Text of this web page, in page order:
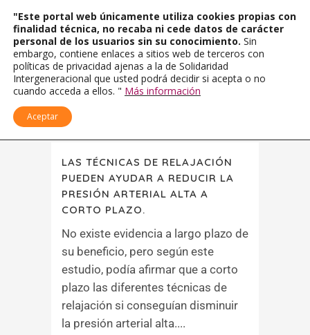
LAS TÉCNICAS DE RELAJACIÓN
PUEDEN AYUDAR A REDUCIR LA
PRESIÓN ARTERIAL ALTA A
CORTO PLAZO.
No existe evidencia a largo plazo de
su beneficio, pero según este
estudio, podía afirmar que a corto
plazo las diferentes técnicas de
relajación si conseguían disminuir
la presión arterial alta....
"Este portal web únicamente utiliza cookies propias con
finalidad técnica, no recaba ni cede datos de carácter
personal de los usuarios sin su conocimiento. Sin
embargo, contiene enlaces a sitios web de terceros con
políticas de privacidad ajenas a la de Solidaridad
Intergeneracional que usted podrá decidir si acepta o no
cuando acceda a ellos. " Más información
Aceptar